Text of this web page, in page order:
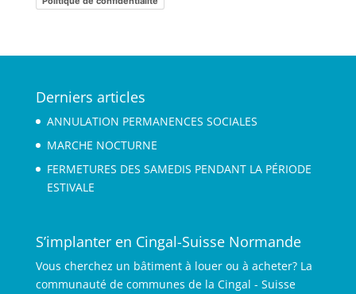
Derniers articles
ANNULATION PERMANENCES SOCIALES
MARCHE NOCTURNE
FERMETURES DES SAMEDIS PENDANT LA PÉRIODE
ESTIVALE
S’implanter en Cingal-Suisse Normande
Vous cherchez un bâtiment à louer ou à acheter? La
communauté de communes de la Cingal - Suisse